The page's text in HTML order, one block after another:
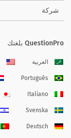
شركة
QuestionPro بلغتك
العربية
Português
Italiano
Svenska
Deutsch